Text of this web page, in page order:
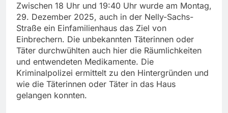
Zwischen 18 Uhr und 19:40 Uhr wurde am Montag,
29. Dezember 2025, auch in der Nelly-Sachs-
Straße ein Einfamilienhaus das Ziel von
Einbrechern. Die unbekannten Täterinnen oder
Täter durchwühlten auch hier die Räumlichkeiten
und entwendeten Medikamente. Die
Kriminalpolizei ermittelt zu den Hintergründen und
wie die Täterinnen oder Täter in das Haus
gelangen konnten.